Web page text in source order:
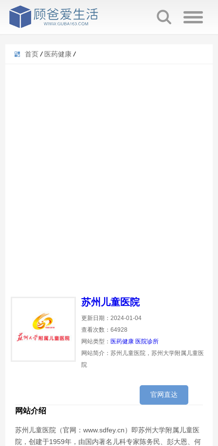
首页 / 医药健康 /
苏州儿童医院
更新日期：2024-01-04
查看次数：64928
网站类型： 医药健康 医院诊所
网站简介：苏州儿童医院，苏州大学附属儿童医
院
官网直达
网站介绍
苏州儿童医院（官网：www.sdfey.cn）即苏州大学附属儿童医
院，创建于1959年，由国内著名儿科专家陈务民、彭大恩、何